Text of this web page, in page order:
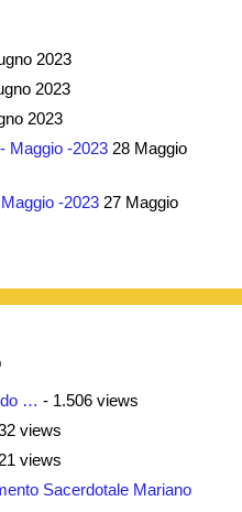
2023
2023
2023
Maggio -2023 28 Maggio
-2023 27 Maggio
… - 1.506 views
views
views
Sacerdotale Mariano